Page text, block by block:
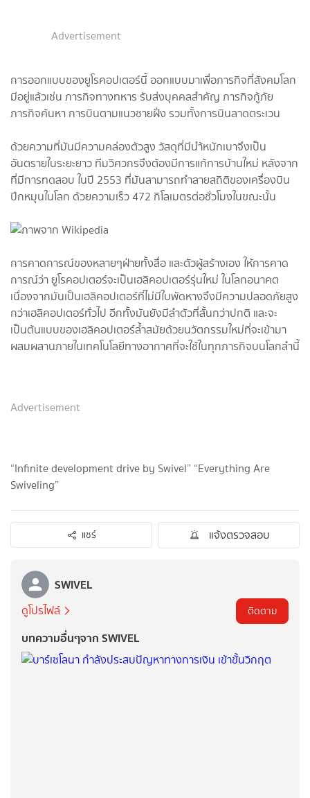
Advertisement
การออกแบบของยูโรคอปเตอร์นี้ ออกแบบมาเพื่อภารกิจที่สังคมโลก
มีอยู่แล้วเช่น ภารกิจทางทหาร รับส่งบุคคลสำคัญ ภารกิจกู้ภัย
ภารกิจค้นหา การบินตามแนวชายฝั่ง รวมทั้งการบินลาดตระเวน
ด้วยความที่มันมีความคล่องตัวสูง วัสดุที่มีนำ้หนักเบาจึงเป็น
อันตรายในระยะยาว ทีมวิศวกรจึงต้องมีการแก้การบ้านใหม่ หลังจาก
ที่มีการทดสอบ ในปี 2553 ที่มันสามารถทำลายสถิติของเครื่องบิน
ปีกหมุนในโลก ด้วยความเร็ว 472 กิโลเมตรต่อชั่วโมงในขณะนั้น
การคาดการณ์ของหลายๆฝ่ายทั้งสื่อ และตัวผู้สร้างเอง ให้การคาด
การณ์ว่า ยูโรคอปเตอร์จะเป็นเฮลิคอปเตอร์รุ่นใหม่ ในโลกอนาคต
เนื่องจากมันเป็นเฮลิคอปเตอร์ที่ไม่มีใบพัดหางจึงมีความปลอดภัยสูง
กว่าเฮลิคอปเตอร์ทั่วไป อีกทั้งมันยังมีลำตัวที่สั้นกว่าปกติ และจะ
เป็นต้นแบบของเฮลิคอปเตอร์ล้ำสมัยด้วยนวัตกรรมใหม่ที่จะเข้ามา
ผสมผสานภายในเทคโนโลยีทางอากาศที่จะใช้ในทุกภารกิจบนโลกลำนี้
Advertisement
“Infinite development drive by Swivel” “Everything Are
Swiveling”
แชร์ แจ้งตรวจสอบ
SWIVEL
ดูโปรไฟล์ ติดตาม
บทความอื่นๆจาก SWIVEL